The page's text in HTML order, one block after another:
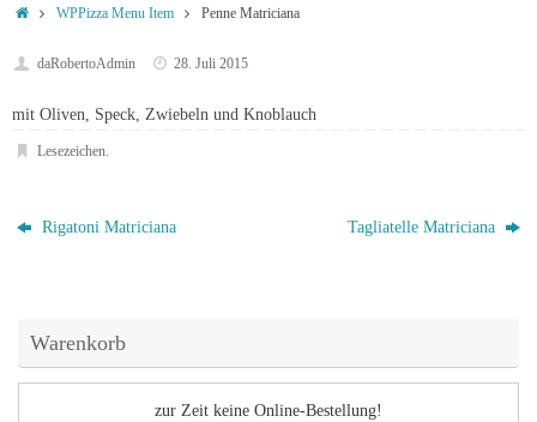
StartWPPizza Menu Item Penne Matriciana
daRobertoAdmin 28. Juli 2015
mit Oliven, Speck, Zwiebeln und Knoblauch
Lesezeichen.
Rigatoni Matriciana Tagliatelle Matriciana
Warenkorb
zur Zeit keine Online-Bestellung!